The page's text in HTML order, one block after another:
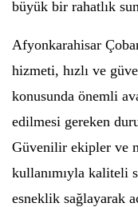
büyük bir rahatlık
Afyonkarahisar
hizmeti, hızlı ve
konusunda önemli
edilmesi gereken
Güvenilir ekipler ve
kullanımıyla kaliteli
esneklik sağlayarak